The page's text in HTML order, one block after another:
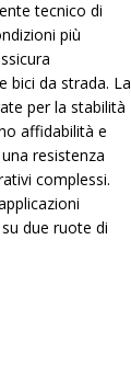
tecnico di
più
bici da strada. La
per la stabilità
affidabilità e
resistenza
complessi.
due ruote di